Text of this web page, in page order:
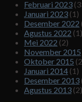
Februari 2023
Januari 2023 (1)
Desember 2022
Agustus 2022 (1)
Mei 2022 (2)
November 2015
Oktober 2015
Januari 2014 (1)
Desember 2013
Agustus 2013 (2)